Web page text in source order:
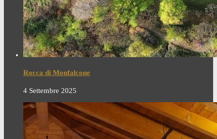
Rocca di Monfalcone
4 Settembre 2025